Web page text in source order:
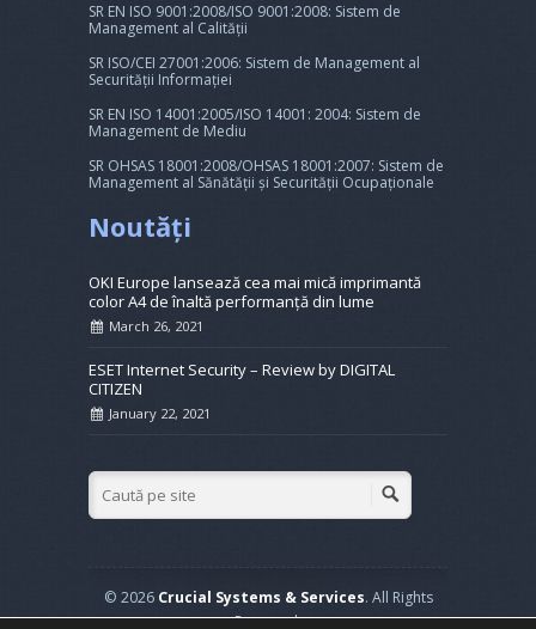
SR EN ISO 9001:2008/ISO 9001:2008: Sistem de
Management al Calității
SR ISO/CEI 27001:2006: Sistem de Management al
Securității Informației
SR EN ISO 14001:2005/ISO 14001: 2004: Sistem de
Management de Mediu
SR OHSAS 18001:2008/OHSAS 18001:2007: Sistem de
Management al Sănătății și Securității Ocupaționale
Noutăți
OKI Europe lansează cea mai mică imprimantă
color A4 de înaltă performanță din lume
March 26, 2021
ESET Internet Security – Review by DIGITAL
CITIZEN
January 22, 2021
© 2026 Crucial Systems & Services. All Rights
Reserved.